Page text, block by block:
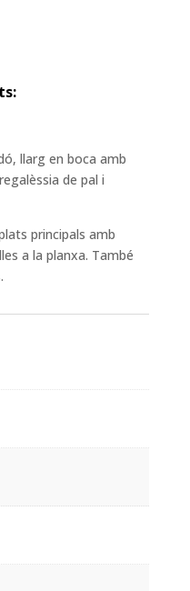
llarg en boca amb
de pal i
principals amb
a la planxa. També